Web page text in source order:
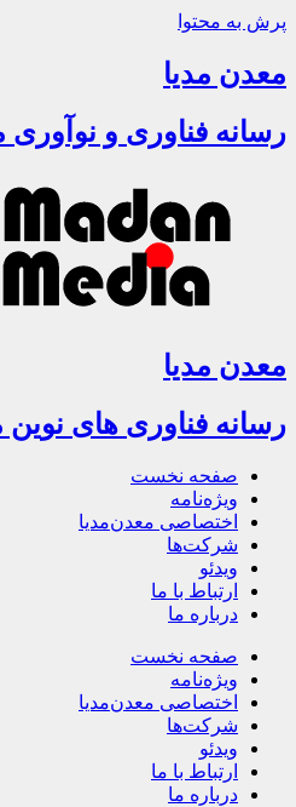
پرش به محتوا
معدن مدیا
رسانه فناوری و
معدن مدیا
رسانه فناوری های
صفحه نخست
ویژه‌نامه
اختصاصی معدن‌مدیا
شرکت‌ها
ویدئو
ارتباط با ما
درباره ما
صفحه نخست
ویژه‌نامه
اختصاصی معدن‌مدیا
شرکت‌ها
ویدئو
ارتباط با ما
درباره ما